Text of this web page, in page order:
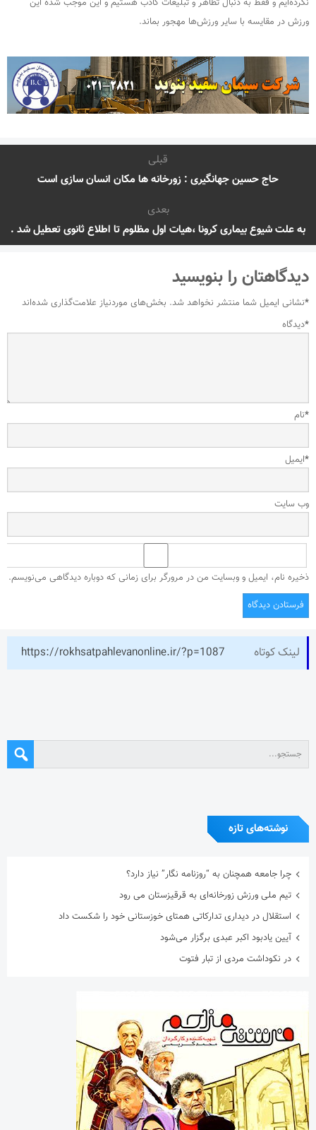
نکرده‌ایم و فقط به دنبال تظاهر و تبلیغات کاذب هستیم و این موجب شده این
ورزش در مقایسه با سایر ورزش‌ها مهجور بماند.
قبلی
حاج حسین جهانگیری : زورخانه ها مکان انسان سازی است
بعدی
به علت شیوع بیماری کرونا ،هیات اول مظلوم تا اطلاع ثانوی تعطیل شد .
دیدگاهتان را بنویسید
نشانی ایمیل شما منتشر نخواهد شد. بخش‌های موردنیاز علامت‌گذاری شده‌اند
*
دیدگاه*
نام*
ایمیل*
وب‌ سایت
ذخیره نام، ایمیل و وبسایت من در مرورگر برای زمانی که دوباره دیدگاهی می‌نویسم.
لینک کوتاه https://rokhsatpahlevanonline.ir/?p=1087
نوشته‌های تازه
چرا جامعه همچنان به “روزنامه نگار” نیاز دارد؟
تیم ملی ورزش زورخانه‌ای به قرقیزستان می رود
استقلال در دیداری تدارکاتی همتای خوزستانی خود را شکست داد
آیین یادبود اکبر عبدی برگزار می‌شود
در نکوداشت مردی از تبار فتوت